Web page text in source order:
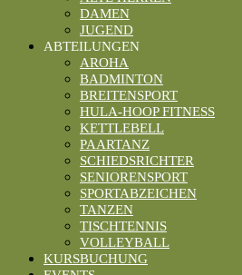
DAMEN
JUGEND
ABTEILUNGEN
AROHA
BADMINTON
BREITENSPORT
HULA-HOOP FITNESS
KETTLEBELL
PAARTANZ
SCHIEDSRICHTER
SENIORENSPORT
SPORTABZEICHEN
TANZEN
TISCHTENNIS
VOLLEYBALL
KURSBUCHUNG